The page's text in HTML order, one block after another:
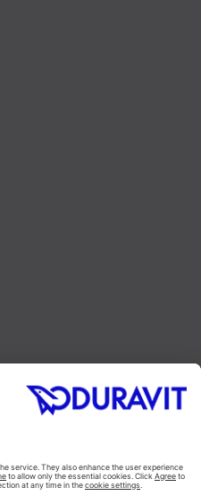
Instagram
Linked In